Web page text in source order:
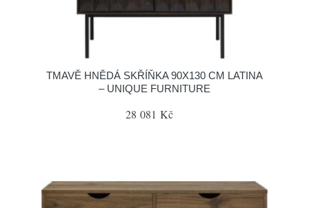
TMAVĚ HNĚDÁ SKŘÍŇKA 90X130 CM LATINA
– UNIQUE FURNITURE
28 081 Kč